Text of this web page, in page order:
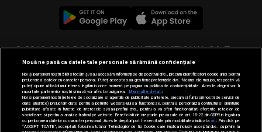
© 2019-2026 DOGAN MEDIA INTERNATIONAL SA, Toate
drepturile rezervate.
Nouă ne pasă ca datele tale personale să rămână confidențiale
Noi și partenerii noștri589stocăm și/sau accesăm informații pe dispozitivul dvs., precum identificatorii cookie unici pentru
prelucrarea datelor cu caracter personal. Puteți accepta sau gestiona preferințele dvs. făcând clic mai jos, respectiv vă
puteți opune utilizării unui interes legitim în orice moment pe pagina cu politica de confidențialitate. Aceste alegeri vor fi
raportate partenerilor noștri și nu vă vor afecta navigarea.
Mai multe detalii
Noi si partenerii nostri (retelele de socializare si agentiile de publicitate partenere, precum si furnizorii nostri de servicii de
date analitice) prelucram date pentru a permite website-ului sa functioneze, pentru a personaliza continutul si anunturile
publicitare afisate in functie de interesele si/sau profilul dvs., pentru a va oferi functionalitati aferente retelelor de
socializare si pentru a analiza traficul pe website. Beneficiati de drepturile prevazute de art. 15-22 din GDPR in legatura
cu prelucrarea datelor cu caracter personal. Aceste drepturi pot fi exercitate prin modalitatea indicataaici . Prin click pe
“ACCEPT TOATE”, acceptati folosirea tuturor Tehnologiilor de tip Cookie, care implica inclusiv acceptul dvs. cu privire la